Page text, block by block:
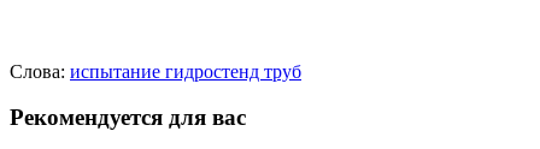
Слова: испытание гидростенд труб
Рекомендуется для вас